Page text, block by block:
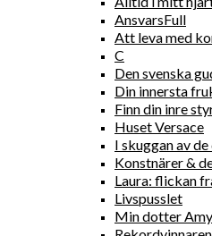
AnsvarsFull
Att leva med
C
Den svenska
Din innersta
Finn din inre
Huset Versace
I skuggan av
Konstnärer &
Laura: flickan
Livspusslet
Min dotter Amy